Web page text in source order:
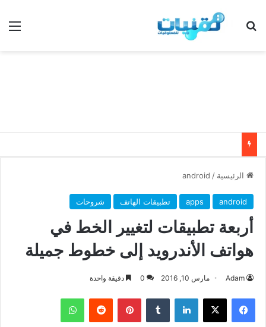
بحث عن
الرئيسية /
android
android
apps تطبيقات الهاتف شروحات
أربعة تطبيقات لتغيير الخط في
هواتف الأندرويد إلى خطوط جميلة
Adam مارس 10, 2016 0 دقيقة واحدة
فيسبوك ‫X لينكدإن بينتيريست واتساب